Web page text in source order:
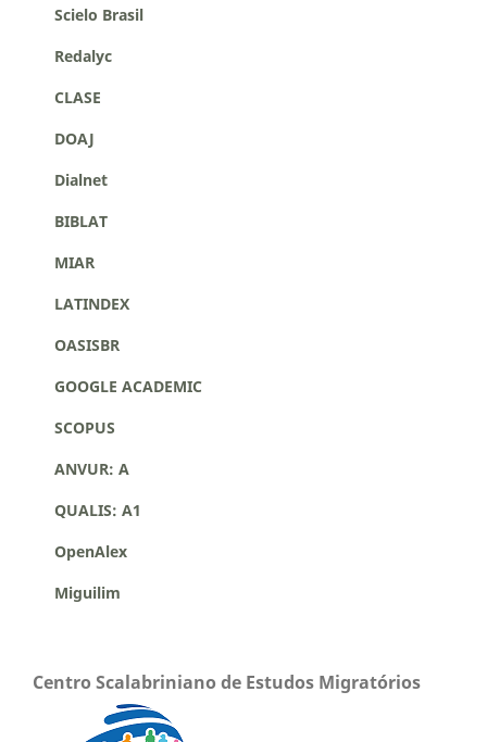
Scielo Brasil
Redalyc
CLASE
DOAJ
Dialnet
BIBLAT
MIAR
LATINDEX
OASISBR
GOOGLE ACADEMIC
SCOPUS
ANVUR: A
QUALIS: A1
OpenAlex
Miguilim
Centro Scalabriniano de Estudos Migratórios